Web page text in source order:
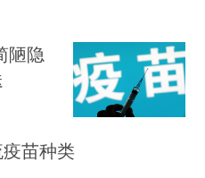
陋隐
苗种类